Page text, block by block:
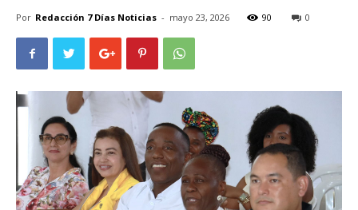
Por Redacción 7 Días Noticias - mayo 23, 2026 90 0